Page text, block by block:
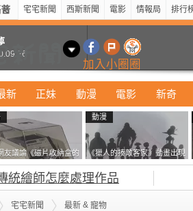
宅宅新聞 西斯新聞 電影 情報局 排行
加入小圈圈
新 正妹 動漫 電影 新奇
友議論《磁片收納盒的
麼用》想偷的話整盒拿
好了嗎？
動漫
《獵人的揍敵客家》動畫出現
的這個剪影是誰？你是不是忘
記還有這號人物了
統繪師怎麼處理作品
宅宅新聞 最新 & 寵物
最新 新奇 正妹 寵物 型男 Kuso 科技